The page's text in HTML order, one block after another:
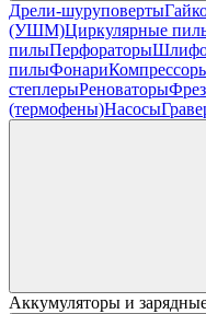
Дрели-шуруповерты
(УШМ)Циркулярные
пилыПерфораторы
пилыФонари
степлерыРеноваторы
(термофены)Насосы
Аккумуляторы и